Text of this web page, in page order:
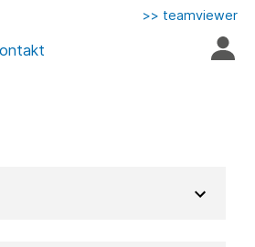
>> teamviewer